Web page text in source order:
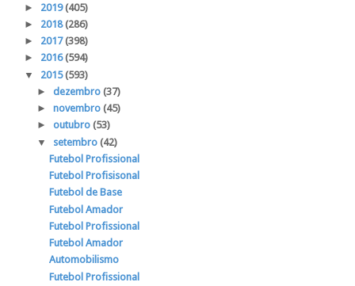
► 2019(405)
► 2018(286)
► 2017(398)
► 2016(594)
▼ 2015(593)
► dezembro (37)
► novembro (45)
► outubro (53)
▼ setembro (42)
Futebol Profissional
Futebol Profisisonal
Futebol de Base
Futebol Amador
Futebol Profissional
Futebol Amador
Automobilismo
Futebol Profissional